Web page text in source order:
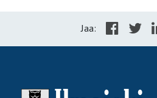
Jaa: